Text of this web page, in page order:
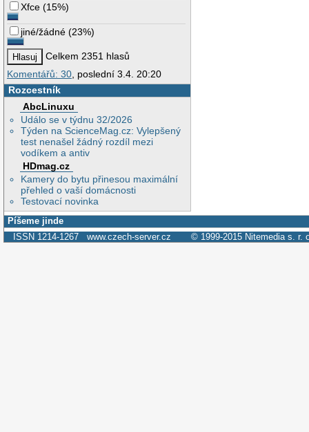
Xfce (15%)
jiné/žádné (23%)
Celkem 2351 hlasů
Komentářů: 30 , poslední 3.4. 20:20
Rozcestník
AbcLinuxu
Událo se v týdnu 32/2026
Týden na ScienceMag.cz: Vylepšený
test nenašel žádný rozdíl mezi
vodíkem a antiv
HDmag.cz
Kamery do bytu přinesou maximální
přehled o vaší domácnosti
Testovací novinka
Píšeme jinde
ISSN 1214-1267 www.czech-server.cz © 1999-2015 Nitemedia s. r.